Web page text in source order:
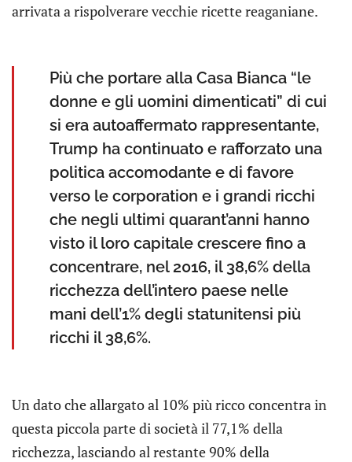
arrivata a rispolverare vecchie ricette reaganiane.
Più che portare alla Casa Bianca “le
donne e gli uomini dimenticati” di cui
si era autoaffermato rappresentante,
Trump ha continuato e rafforzato una
politica accomodante e di favore
verso le corporation e i grandi ricchi
che negli ultimi quarant’anni hanno
visto il loro capitale crescere fino a
concentrare, nel 2016, il 38,6% della
ricchezza dell’intero paese nelle
mani dell’1% degli statunitensi più
ricchi il 38,6%.
Un dato che allargato al 10% più ricco concentra in
questa piccola parte di società il 77,1% della
ricchezza, lasciando al restante 90% della